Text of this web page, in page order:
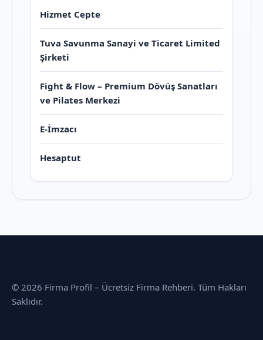
Hizmet Cepte
Tuva Savunma Sanayi ve Ticaret Limited
Şirketi
Fight & Flow – Premium Dövüş Sanatları
ve Pilates Merkezi
E-İmzacı
Hesaptut
© 2026 Firma Profil – Ücretsiz Firma Rehberi. Tüm Hakları
Saklıdır.